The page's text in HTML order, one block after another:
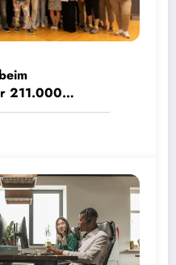
211.000
CO2